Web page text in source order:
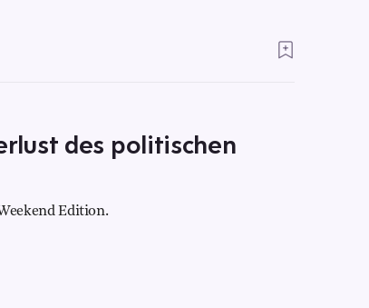
des politischen
Edition.